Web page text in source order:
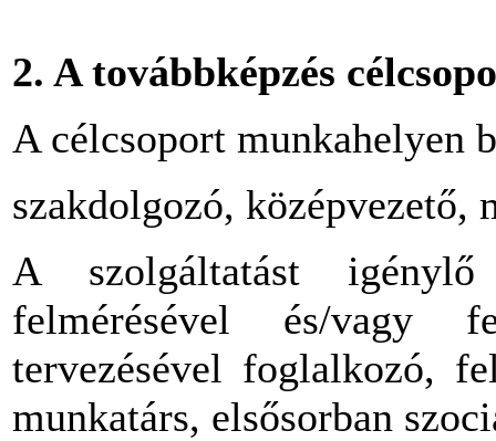
2. A továbbképzés
A célcsoport munkahelyen
szakdolgozó, középvezető,
A szolgáltatást
felmérésével és/vagy
tervezésével foglalkozó,
munkatárs, elsősorban